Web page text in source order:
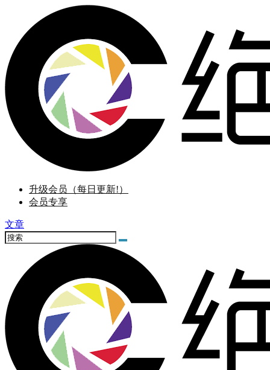
升级会员（每日更新!）
会员专享
文章